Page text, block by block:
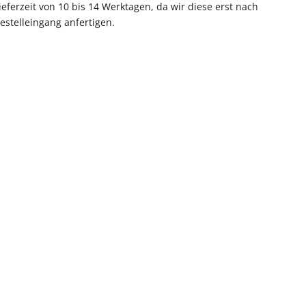
von 10 bis 14 Werktagen, da wir diese erst nach
anfertigen.